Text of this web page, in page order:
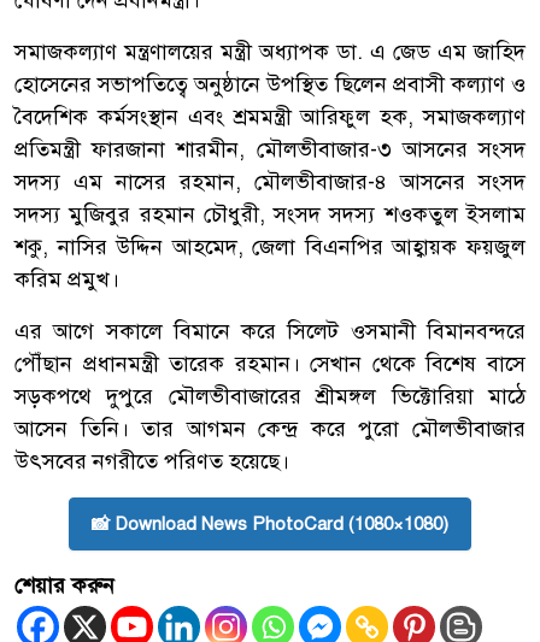
সমাজকল্যাণ মন্ত্রণালয়ের মন্ত্রী অধ্যাপক ডা. এ জেড এম জাহিদ
হোসেনের সভাপতিত্বে অনুষ্ঠানে উপস্থিত ছিলেন প্রবাসী কল্যাণ ও
বৈদেশিক কর্মসংস্থান এবং শ্রমমন্ত্রী আরিফুল হক, সমাজকল্যাণ
প্রতিমন্ত্রী ফারজানা শারমীন, মৌলভীবাজার-৩ আসনের সংসদ
সদস্য এম নাসের রহমান, মৌলভীবাজার-৪ আসনের সংসদ
সদস্য মুজিবুর রহমান চৌধুরী, সংসদ সদস্য শওকতুল ইসলাম
শকু, নাসির উদ্দিন আহমেদ, জেলা বিএনপির আহ্বায়ক ফয়জুল
করিম প্রমুখ।
এর আগে সকালে বিমানে করে সিলেট ওসমানী বিমানবন্দরে
পৌঁছান প্রধানমন্ত্রী তারেক রহমান। সেখান থেকে বিশেষ বাসে
সড়কপথে দুপুরে মৌলভীবাজারের শ্রীমঙ্গল ভিক্টোরিয়া মাঠে
আসেন তিনি। তার আগমন কেন্দ্র করে পুরো মৌলভীবাজার
উৎসবের নগরীতে পরিণত হয়েছে।
📸 Download News PhotoCard (1080×1080)
শেয়ার করুন